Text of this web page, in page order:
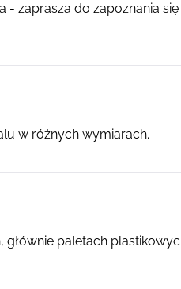
zaprasza do zapoznania
w różnych wymiarach.
paletach